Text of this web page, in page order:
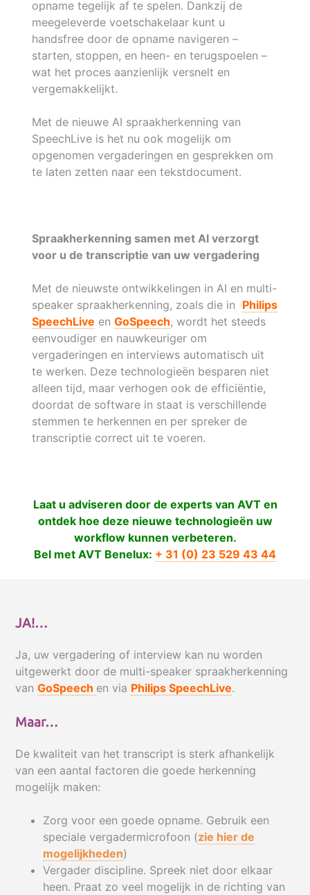
opname tegelijk af te spelen. Dankzij de
meegeleverde voetschakelaar kunt u
handsfree door de opname navigeren –
starten, stoppen, en heen- en terugspoelen –
wat het proces aanzienlijk versnelt en
vergemakkelijkt.
Met de nieuwe AI spraakherkenning van
SpeechLive is het nu ook mogelijk om
opgenomen vergaderingen en gesprekken om
te laten zetten naar een tekstdocument.
Spraakherkenning samen met AI verzorgt
voor u de transcriptie van uw vergadering
Met de nieuwste ontwikkelingen in AI en multi-
speaker spraakherkenning, zoals die in Philips
SpeechLive enGoSpeech, wordt het steeds
eenvoudiger en nauwkeuriger om
vergaderingen en interviews automatisch uit
te werken. Deze technologieën besparen niet
alleen tijd, maar verhogen ook de efficiëntie,
doordat de software in staat is verschillende
stemmen te herkennen en per spreker de
transcriptie correct uit te voeren.
Laat u adviseren door de experts van AVT en
ontdek hoe deze nieuwe technologieën uw
workflow kunnen verbeteren.
Bel met AVT Benelux: + 31 (0) 23 529 43 44
JA!…
Ja, uw vergadering of interview kan nu worden
uitgewerkt door de multi-speaker spraakherkenning
vanGoSpeech en via Philips SpeechLive.
Maar…
De kwaliteit van het transcript is sterk afhankelijk
van een aantal factoren die goede herkenning
mogelijk maken:
Zorg voor een goede opname. Gebruik een
speciale vergadermicrofoon (zie hier de
mogelijkheden)
Vergader discipline. Spreek niet door elkaar
heen. Praat zo veel mogelijk in de richting van